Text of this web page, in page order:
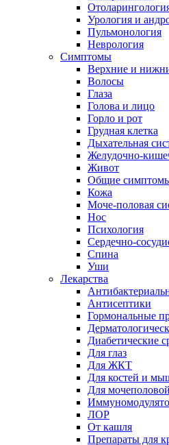
Урология и
Пульмонология
Неврология
Симптомы
Верхние и
Волосы
Глаза
Голова и лицо
Горло и рот
Грудная клетка
Дыхательная
Желудочно-
Живот
Общие
Кожа
Моче-половая
Нос
Психология
Сердечно-
Спина
Уши
Лекарства
Антисептики
Гормональные
Диабетические
Для глаз
Для ЖКТ
Для костей и
Для
ЛОР
От кашля
Препараты для